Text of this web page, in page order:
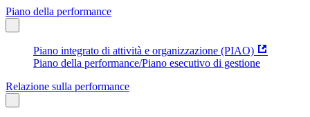
Piano della performance
Piano integrato di attività e organizzazione (PIAO)
Piano della performance/Piano esecutivo di gestione
Relazione sulla performance